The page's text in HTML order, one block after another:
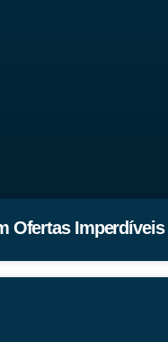
Ofertas Imperdíveis